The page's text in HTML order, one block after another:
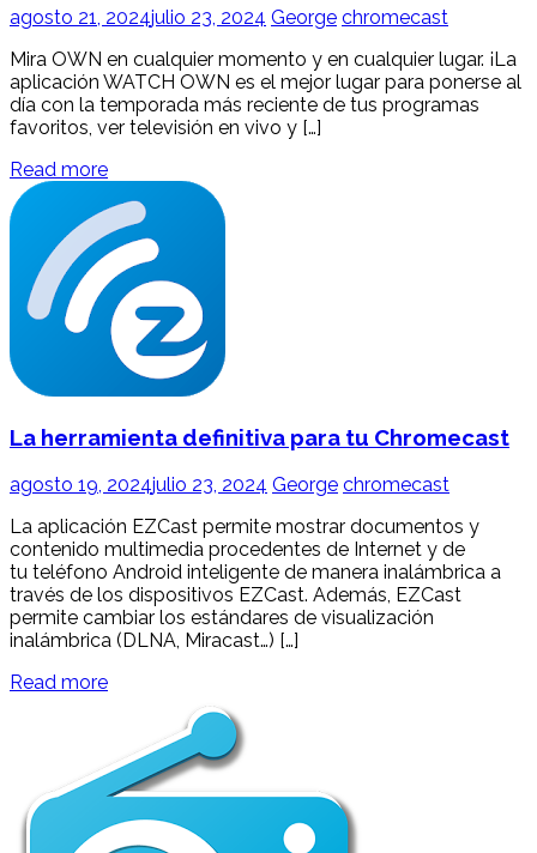
agosto 21, 2024julio 23, 2024 George chromecast
Mira OWN en cualquier momento y en cualquier lugar. ¡La
aplicación WATCH OWN es el mejor lugar para ponerse al
día con la temporada más reciente de tus programas
favoritos, ver televisión en vivo y […]
Read more
La herramienta definitiva para tu Chromecast
agosto 19, 2024julio 23, 2024 George chromecast
La aplicación EZCast permite mostrar documentos y
contenido multimedia procedentes de Internet y de
tu teléfono Android inteligente de manera inalámbrica a
través de los dispositivos EZCast. Además, EZCast
permite cambiar los estándares de visualización
inalámbrica (DLNA, Miracast…) […]
Read more